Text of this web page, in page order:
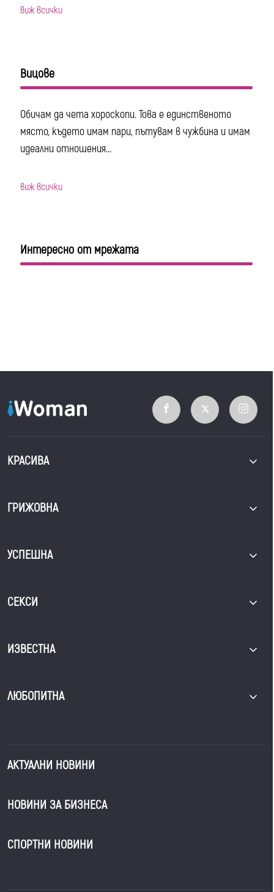
виж всички
Вицове
Обичам да чета хороскопи. Това е единственото
място, където имам пари, пътувам в чужбина и имам
идеални отношения...
виж всички
Интересно от мрежата
КРАСИВА
ГРИЖОВНА
УСПЕШНА
СЕКСИ
ИЗВЕСТНА
ЛЮБОПИТНА
АКТУАЛНИ НОВИНИ
НОВИНИ ЗА БИЗНЕСА
СПОРТНИ НОВИНИ